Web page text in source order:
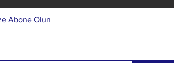
Abone Olun